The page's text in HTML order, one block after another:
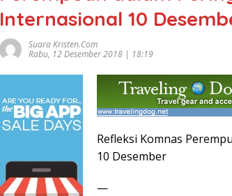
Internasional 10
Suara Kristen.com
Rabu, 12 Desember 2018 | 18:19
Refleksi Komnas
10 Desember
—